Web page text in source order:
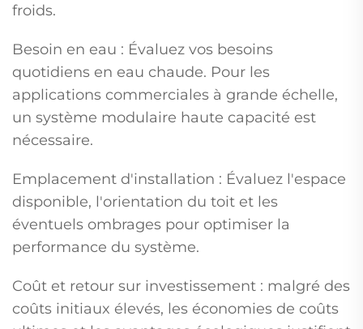
froids.
Besoin en eau : Évaluez vos besoins
quotidiens en eau chaude. Pour les
applications commerciales à grande échelle,
un système modulaire haute capacité est
nécessaire.
Emplacement d'installation : Évaluez l'espace
disponible, l'orientation du toit et les
éventuels ombrages pour optimiser la
performance du système.
Coût et retour sur investissement : malgré des
coûts initiaux élevés, les économies de coûts